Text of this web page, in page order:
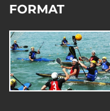
FORMAT